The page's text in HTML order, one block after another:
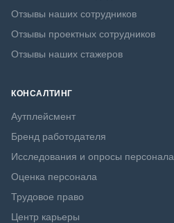
Отзывы наших сотрудников
Отзывы проектных сотрудников
Отзывы наших стажеров
КОНСАЛТИНГ
Аутплейсмент
Бренд работодателя
Исследования и опросы персонала
Оценка персонала
Трудовое право
Центр карьеры